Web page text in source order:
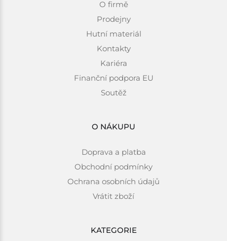
O firmě
Prodejny
Hutní materiál
Kontakty
Kariéra
Finanční podpora EU
Soutěž
O NÁKUPU
Doprava a platba
Obchodní podmínky
Ochrana osobních údajů
Vrátit zboží
KATEGORIE